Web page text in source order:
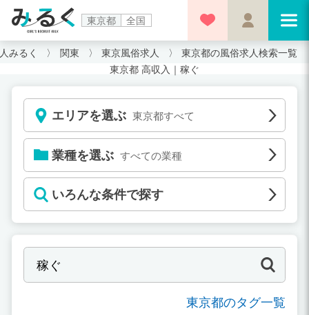
東京都 全国
みるく 関東 東京風俗求人
東京都の風俗求人検索一覧
東京都 高収入｜稼ぐ
エリアを選ぶ 東京都すべて
業種を選ぶ すべての業種
いろんな条件で探す
東京都のタグ一覧